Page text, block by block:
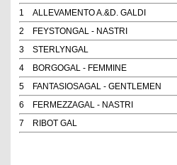
1
ALLEVAMENTO A.&D. GALDI
2
FEYSTONGAL - NASTRI
3
STERLYNGAL
4
BORGOGAL - FEMMINE
5
FANTASIOSAGAL - GENTLEMEN
6
FERMEZZAGAL - NASTRI
7
RIBOT GAL